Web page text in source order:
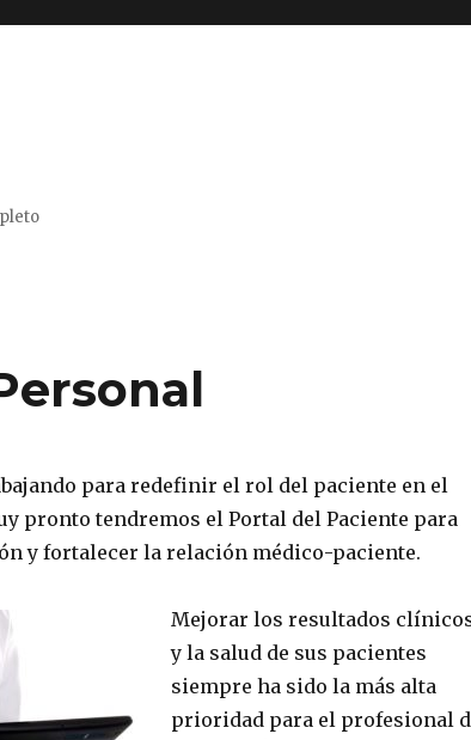
para redefinir el rol del paciente en el
pronto tendremos el Portal del Paciente para
y fortalecer la relación médico-paciente.
Mejorar los resultados
y la salud de sus pacientes
siempre ha sido la más alta
prioridad para el profesional